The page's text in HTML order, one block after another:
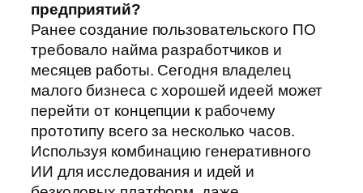
предприятий?
Ранее создание пользовательского ПО
требовало найма разработчиков и
месяцев работы. Сегодня владелец
малого бизнеса с хорошей идеей может
перейти от концепции к рабочему
прототипу всего за несколько часов.
Используя комбинацию генеративного
ИИ для исследования и идей и